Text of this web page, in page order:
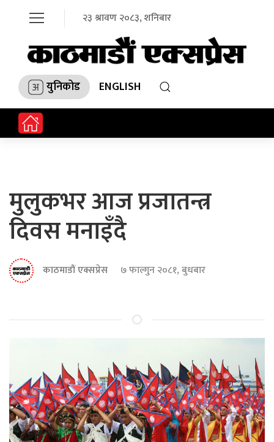
२३ श्रावण २०८३, शनिबार
युनिकोड ENGLISH
मुलुकभर आज प्रजातन्त्र
दिवस मनाइँदै
काठमाडौं एक्सप्रेस ७ फाल्गुन २०८१, बुधबार